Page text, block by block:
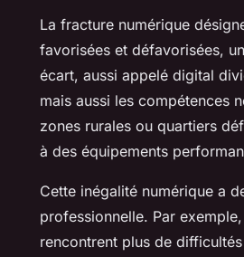
La fracture numérique
favorisées et défavorisées,
écart, aussi appelé digital
mais aussi les compétences
zones rurales ou quartiers
à des équipements
Cette inégalité numérique a
professionnelle. Par
rencontrent plus de